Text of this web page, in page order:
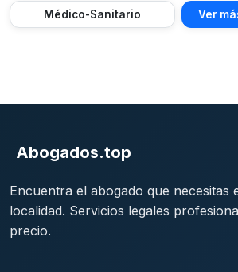
Médico-Sanitario Ver
Abogados.top
Encuentra el abogado que necesitas
localidad. Servicios legales
precio.